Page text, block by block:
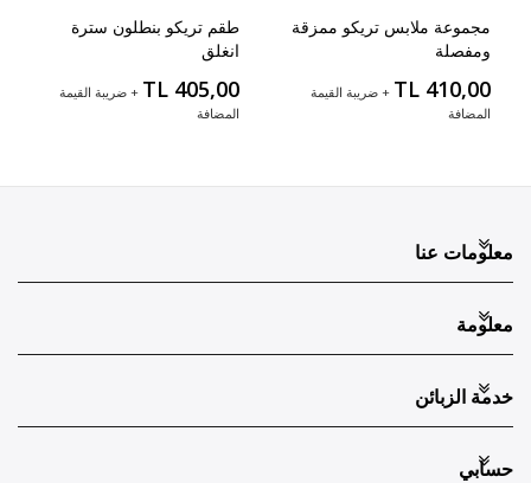
مجموعة ملابس تريكو ممزقة
ومفصلة
TL 410,00 + ضريبة القيمة
المضافة
طقم تريكو بنطلون سترة
انغلق
TL 405,00 + ضريبة القيمة
المضافة
معلومات عنا
معلومة
خدمة الزبائن
حسابي